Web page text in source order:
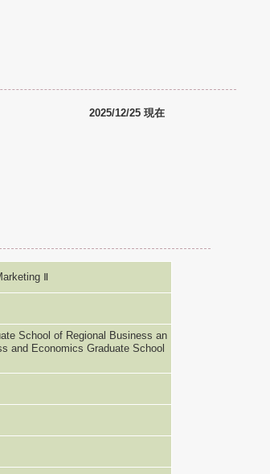
2025/12/25 現在
Ⅱ
School of Regional Business an
and Economics Graduate School